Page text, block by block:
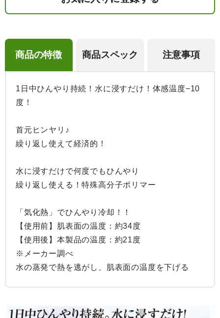
商品の特徴 商品スペック 注意事項
1日中ひんやり持続！水に浸すだけ！体感温度−10
度！
首元ヒンヤリ♪
繰り返し使えて経済的！
水に浸すだけで何度でもひんやり
繰り返し使える！特殊高分子ポリマー
「気化熱」でひんやり冷却！！
【使用前】肌表面の温度：約34度
【使用後】本製品の温度：約21度
※メーカー調べ
水の蒸発で熱を逃がし、肌表面の温度を下げる